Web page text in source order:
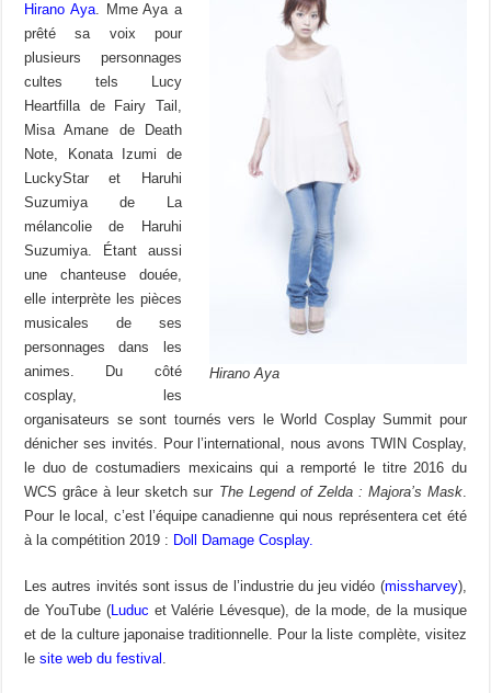
Hirano Aya
Hirano Aya. Mme Aya a
prêté sa voix pour
plusieurs personnages
cultes tels Lucy
Heartfilla de Fairy Tail,
Misa Amane de Death
Note, Konata Izumi de
LuckyStar et Haruhi
Suzumiya de La
mélancolie de Haruhi
Suzumiya. Étant aussi
une chanteuse douée,
elle interprète les pièces
musicales de ses
personnages dans les
animes. Du côté
cosplay, les
organisateurs se sont tournés vers le World Cosplay Summit pour
dénicher ses invités. Pour l’international, nous avons TWIN Cosplay,
le duo de costumadiers mexicains qui a remporté le titre 2016 du
WCS grâce à leur sketch sur The Legend of Zelda : Majora’s Mask.
Pour le local, c’est l’équipe canadienne qui nous représentera cet été
à la compétition 2019 : Doll Damage Cosplay.
Les autres invités sont issus de l’industrie du jeu vidéo (missharvey),
de YouTube (Luduc et Valérie Lévesque), de la mode, de la musique
et de la culture japonaise traditionnelle. Pour la liste complète, visitez
lesite web du festival .